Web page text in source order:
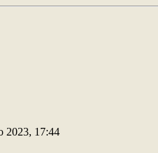
2023, 17:44